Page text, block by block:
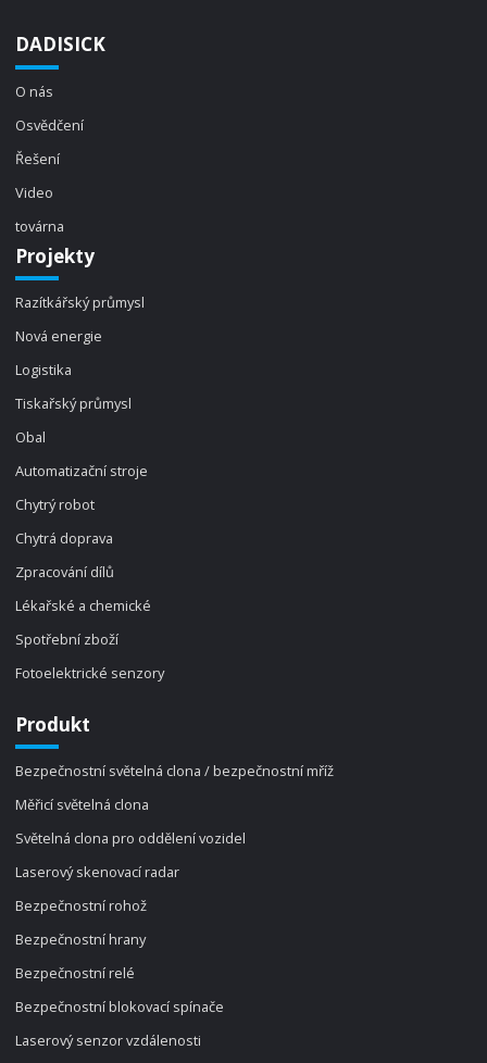
DADISICK
O nás
Osvědčení
Řešení
Video
továrna
Projekty
Razítkářský průmysl
Nová energie
Logistika
Tiskařský průmysl
Obal
Automatizační stroje
Chytrý robot
Chytrá doprava
Zpracování dílů
Lékařské a chemické
Spotřební zboží
Fotoelektrické senzory
Produkt
Bezpečnostní světelná clona / bezpečnostní mříž
Měřicí světelná clona
Světelná clona pro oddělení vozidel
Laserový skenovací radar
Bezpečnostní rohož
Bezpečnostní hrany
Bezpečnostní relé
Bezpečnostní blokovací spínače
Laserový senzor vzdálenosti